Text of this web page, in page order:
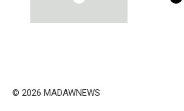
© 2026 MADAWNEWS